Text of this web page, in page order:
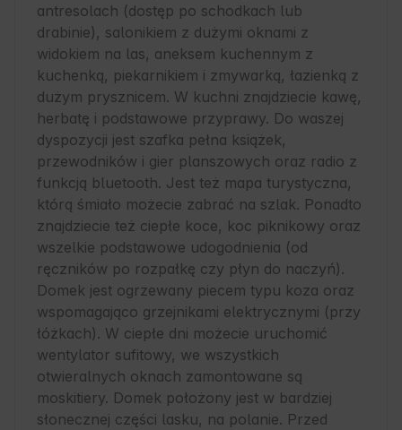
antresolach (dostęp po schodkach lub
drabinie), salonikiem z dużymi oknami z
widokiem na las, aneksem kuchennym z
kuchenką, piekarnikiem i zmywarką, łazienką z
dużym prysznicem. W kuchni znajdziecie kawę,
herbatę i podstawowe przyprawy. Do waszej
dyspozycji jest szafka pełna książek,
przewodników i gier planszowych oraz radio z
funkcją bluetooth. Jest też mapa turystyczna,
którą śmiało możecie zabrać na szlak. Ponadto
znajdziecie też ciepłe koce, koc piknikowy oraz
wszelkie podstawowe udogodnienia (od
ręczników po rozpałkę czy płyn do naczyń).
Domek jest ogrzewany piecem typu koza oraz
wspomagająco grzejnikami elektrycznymi (przy
łóżkach). W ciepłe dni możecie uruchomić
wentylator sufitowy, we wszystkich
otwieralnych oknach zamontowane są
moskitiery. Domek położony jest w bardziej
słonecznej części lasku, na polanie. Przed